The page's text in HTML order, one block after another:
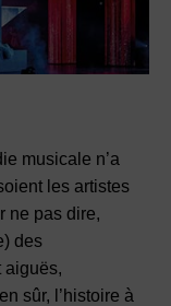
musicale n’a
les artistes
ne pas dire,
des
aiguës,
sûr, l’histoire à